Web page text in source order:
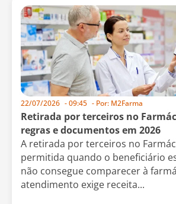
22/07/2026 -09:45 - Por: M2Farma
Retirada por terceiros no
regras e documentos em 2026
A retirada por terceiros no
permitida quando o beneficiário
não consegue comparecer à
atendimento exige receita...